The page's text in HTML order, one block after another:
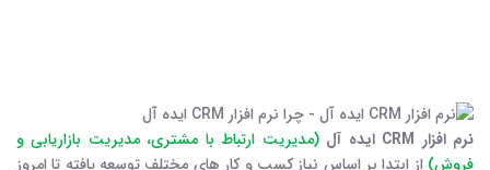
نرم افزار CRM ایده آل
(مدیریت ارتباط با مشتری، مدیریت بازاریابی و
فروش) از ابتدا بر اساس نیاز کسب و کار های مختلف توسعه یافته تا امروز